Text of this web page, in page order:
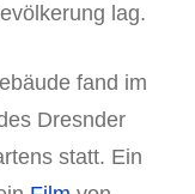
lag.
fand im
Dresnder
statt. Ein